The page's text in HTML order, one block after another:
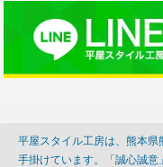
平屋スタイル工房は、熊本
手掛けています。「誠心誠